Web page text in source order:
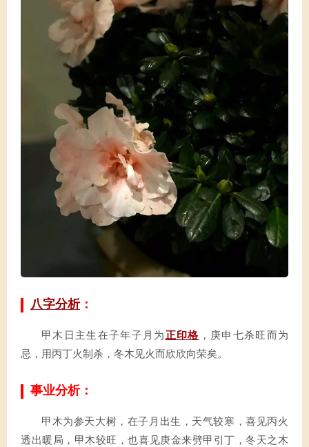
八字分析：
甲木日主生在子年子月为 正印格 ，庚申七杀旺而为
忌，用丙丁火制杀，冬木见火而欣欣向荣矣。
事业分析：
甲木为参天大树，在子月出生，天气较寒，喜见丙火
透出暖局，甲木较旺，也喜见庚金来劈甲引丁，冬天之木